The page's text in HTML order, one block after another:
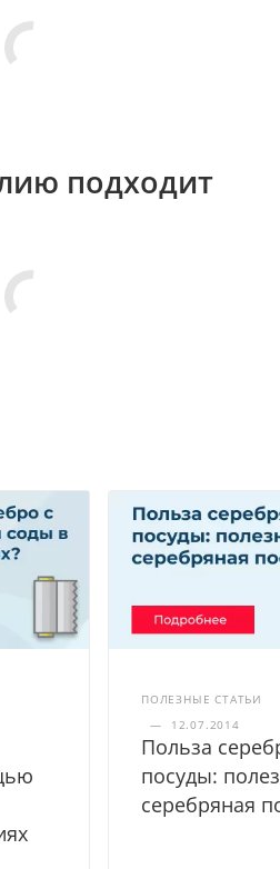
подходит
ПОЛЕЗНЫЕ СТАТЬИ
—
12.07.2014
Польза
посуды:
серебряная